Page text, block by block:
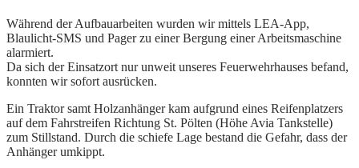
Während der Aufbauarbeiten wurden wir mittels LEA-App,
Blaulicht-SMS und Pager zu einer Bergung einer Arbeitsmaschine
alarmiert.
Da sich der Einsatzort nur unweit unseres Feuerwehrhauses befand,
konnten wir sofort ausrücken.
Ein Traktor samt Holzanhänger kam aufgrund eines Reifenplatzers
auf dem Fahrstreifen Richtung St. Pölten (Höhe Avia Tankstelle)
zum Stillstand. Durch die schiefe Lage bestand die Gefahr, dass der
Anhänger umkippt.